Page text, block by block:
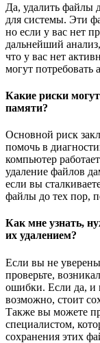
Да, удалить файлы
для системы. Эти
но если у вас нет
дальнейший
что у вас нет
могут потребовать
Какие риски
памяти?
Основной риск
помочь в
компьютер
удаление файлов
если вы
файлы до тех пор,
Как мне узнать,
их удалением?
Если вы не
проверьте,
ошибки. Если да, и
возможно, стоит
Также вы можете
специалистом,
сохранения этих